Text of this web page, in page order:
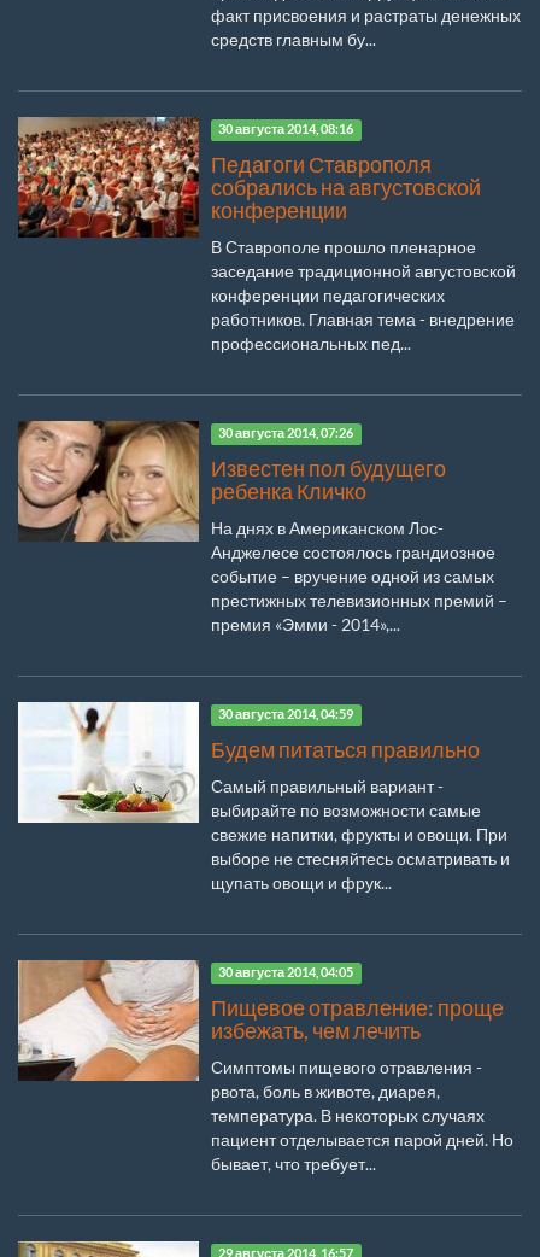
факт присвоения и растраты денежных
средств главным бу...
30 августа 2014, 08:16
Педагоги Ставрополя
собрались на августовской
конференции
В Ставрополе прошло пленарное
заседание традиционной августовской
конференции педагогических
работников. Главная тема - внедрение
профессиональных пед...
30 августа 2014, 07:26
Известен пол будущего
ребенка Кличко
На днях в Американском Лос-
Анджелесе состоялось грандиозное
событие – вручение одной из самых
престижных телевизионных премий –
премия «Эмми - 2014»,...
30 августа 2014, 04:59
Будем питаться правильно
Самый правильный вариант -
выбирайте по возможности самые
свежие напитки, фрукты и овощи. При
выборе не стесняйтесь осматривать и
щупать овощи и фрук...
30 августа 2014, 04:05
Пищевое отравление: проще
избежать, чем лечить
Симптомы пищевого отравления -
рвота, боль в животе, диарея,
температура. В некоторых случаях
пациент отделывается парой дней. Но
бывает, что требует...
29 августа 2014, 16:57